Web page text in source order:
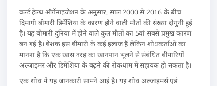
वर्ल्ड हेल्थ ऑर्गेनाइजेशन के अनुसार, साल 2000 से 2016 के बीच
दिमागी बीमारी डिमेंशिया के कारण होने वाली मौतों की संख्या दोगुनी हुई
है। यह बीमारी दुनिया में होने वाले कुल मौतों का 5वां सबसे प्रमुख कारण
बन गई है। बेशक इस बीमारी के कई इलाज हैं लेकिन शोधकर्ताओं का
मानना है कि एक खास तरह का खानपान भूलने से संबंधित बीमारियों
अल्जाइमर और डिमेंशिया के बढ़ने की रोकथाम में सहायक हो सकता है।
एक शोध में यह जानकारी सामने आई है। यह शोध अल्जाइमर्स एडं